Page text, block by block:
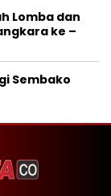
Lomba dan
ke –
Sembako